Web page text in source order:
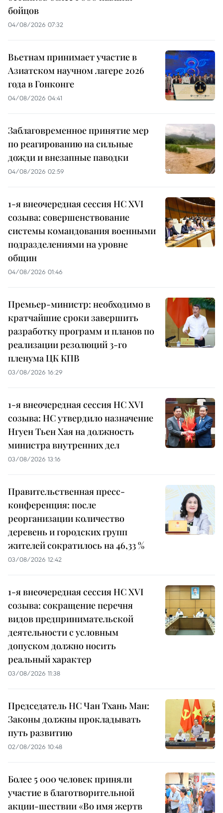
бойцов
04/08/2026 07:32
Вьетнам принимает участие в
Азиатском научном лагере 2026
года в Гонконге
04/08/2026 04:41
Заблаговременное принятие мер
по реагированию на сильные
дожди и внезапные паводки
04/08/2026 02:59
1-я внеочередная сессия НС XVI
созыва: совершенствование
системы командования военными
подразделениями на уровне
общин
04/08/2026 01:46
Премьер-министр: необходимо в
кратчайшие сроки завершить
разработку программ и планов по
реализации резолюций 3-го
пленума ЦК КПВ
03/08/2026 16:29
1-я внеочередная сессия НС XVI
созыва: НС утвердило назначение
Нгуен Тьен Хая на должность
министра внутренних дел
03/08/2026 13:16
Правительственная пресс-
конференция: после
реорганизации количество
деревень и городских групп
жителей сократилось на 46,33 %
03/08/2026 12:42
1-я внеочередная сессия НС XVI
созыва: сокращение перечня
видов предпринимательской
деятельности с условным
допуском должно носить
реальный характер
03/08/2026 11:38
Председатель НС Чан Тхань Ман:
Законы должны прокладывать
путь развитию
02/08/2026 10:48
Более 5 000 человек приняли
участие в благотворительной
акции-шествии «Во имя жертв